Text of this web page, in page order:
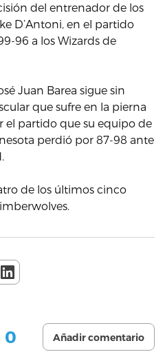
del entrenador de los
D’Antoni, en el partido
96 a los Wizards de
Juan Barea sigue sin
que sufre en la pierna
el partido que su equipo de
perdió por 87-98 ante
de los últimos cinco
0 Añadir comentario